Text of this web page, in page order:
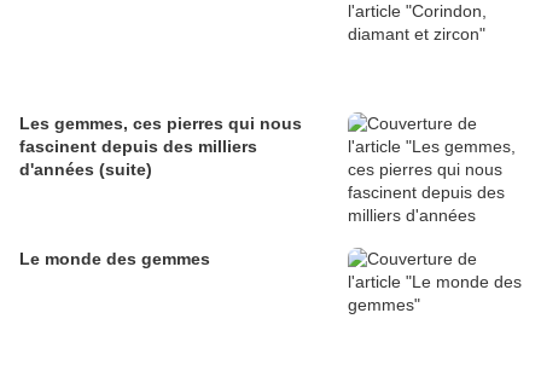
Les gemmes, ces pierres qui nous
fascinent depuis des milliers
d'années (suite)
Le monde des gemmes